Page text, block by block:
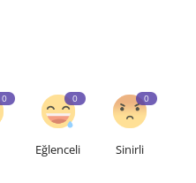
0 0
Eğlenceli
0
Sinirli